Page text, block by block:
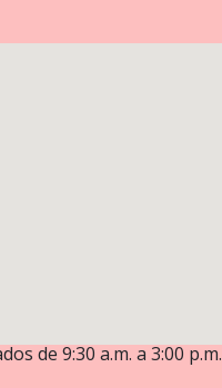
de 9:30 a.m. a 3:00 p.m.